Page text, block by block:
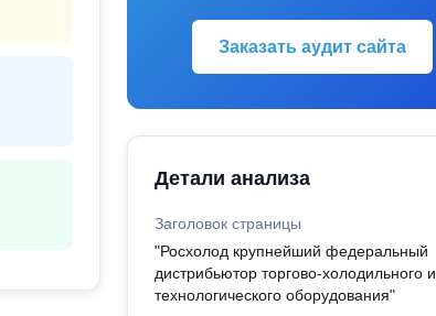
Заказать аудит сайта
Детали анализа
Заголовок страницы
"Росхолод крупнейший федеральный
дистрибьютор торгово-холодильного и
технологического оборудования"